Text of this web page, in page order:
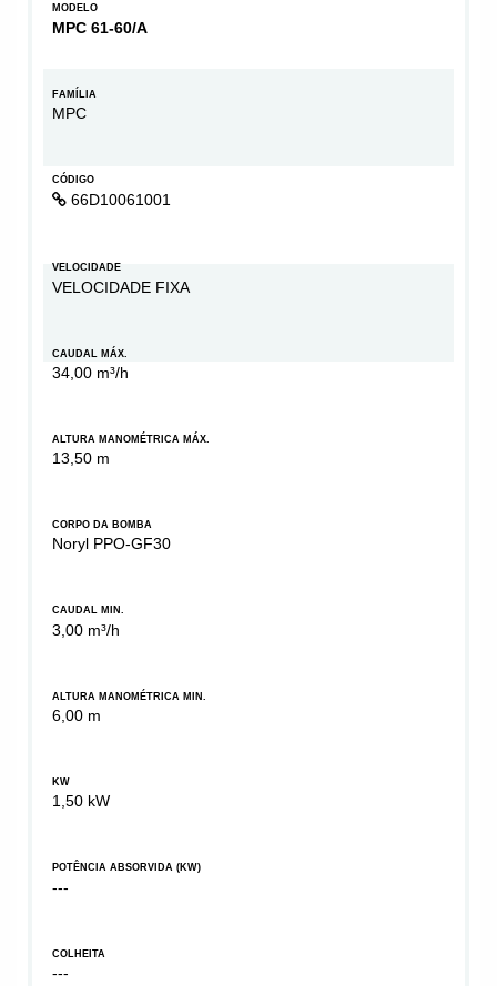
MODELO
MPC 61-60/A
FAMÍLIA
MPC
CÓDIGO
66D10061001
VELOCIDADE
VELOCIDADE FIXA
CAUDAL MÁX.
34,00 m³/h
ALTURA MANOMÉTRICA MÁX.
13,50 m
CORPO DA BOMBA
Noryl PPO-GF30
CAUDAL MIN.
3,00 m³/h
ALTURA MANOMÉTRICA MIN.
6,00 m
KW
1,50 kW
POTÊNCIA ABSORVIDA (KW)
---
COLHEITA
---